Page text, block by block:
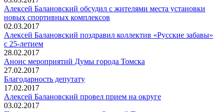
Алексей Балановский обсудил с жителями места установки
новых спортивных комплексов
02.03.2017
Алексей Балановский поздравил коллектив «Русские забавы»
с 25-летием
28.02.2017
Анонс мероприятий Думы города Томска
27.02.2017
Благодарность депутату
17.02.2017
Алексей Балановский провел прием на округе
03.02.2017